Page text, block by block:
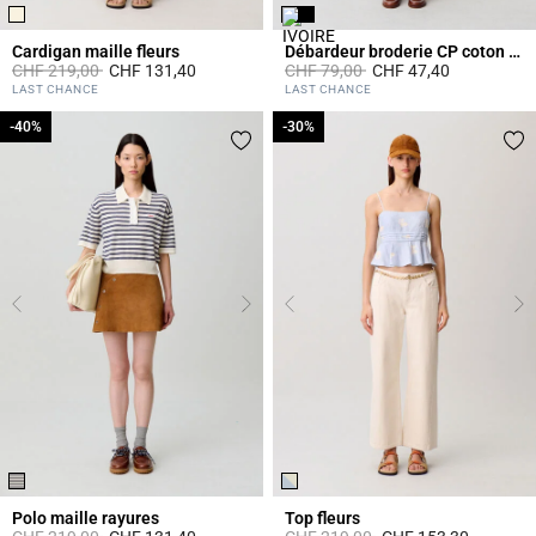
Cardigan maille fleurs
Prix réduit à partir de
CHF 219,00àCHF 131,40
5 out of 5 Customer Rating
LAST CHANCE
Débardeur broderie CP coton bio
Prix réduit à partir de
CHF 79,00àCHF 47,40
4.7 out of 5 Customer Rating
LAST CHANCE
Polo maille rayures
-40%
-40%
Top fleurs
-30%
-30%